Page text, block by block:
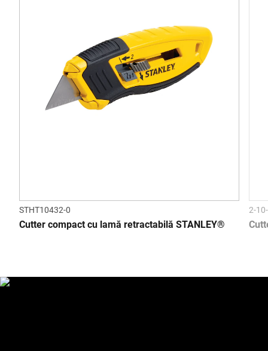
STHT10432-0
Cutter compact cu lamă retractabilă STANLEY®
2-